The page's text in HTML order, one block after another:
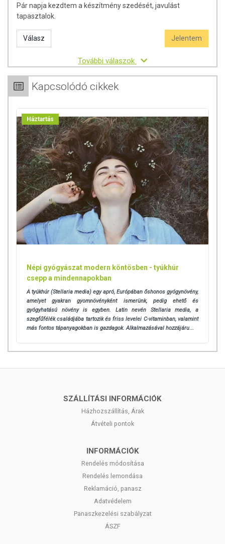
A termék nem helyettesíti a kiegyensúlyozott, vegyes étrendet és
A termék nem az orvosi kezelés helyettesítésére alkalmas!
készítményt, ha az összetevők bármelyikére érzékeny vagy
allergiás! Kisgyermekektől elzárva tartandó!
Pár napja kezdtem a készítmény szedését, javulást
tapasztalok.
Válasz Jelentem
További válaszok
Kapcsolódó cikkek
Háztartás
Népi gyógyászat modern köntösben - tyúkhúr
csepp a mindennapokban
A tyúkhúr (Stellaria media) egy apró, Európában őshonos gyógynövény,
amelyet gyakran gyomnövényként ismerünk, pedig ehető és
gyógyhatású növény is egyben. Latin nevén Stellaria media, a
szegfűfélék családjába tartozik és friss levelei C-vitaminban, valamint
más fontos tápanyagokban is gazdagok. Alkalmazásával hozzájáru...
SZÁLLÍTÁSI INFORMÁCIÓK
Házhozszállítás, Árak
Átvételi pontok
INFORMÁCIÓK
Rendelés módosítása
Rendelés lemondása
Reklamáció, panasz
Adatvédelem
Panaszkezelési szabályzat
ÁSZF